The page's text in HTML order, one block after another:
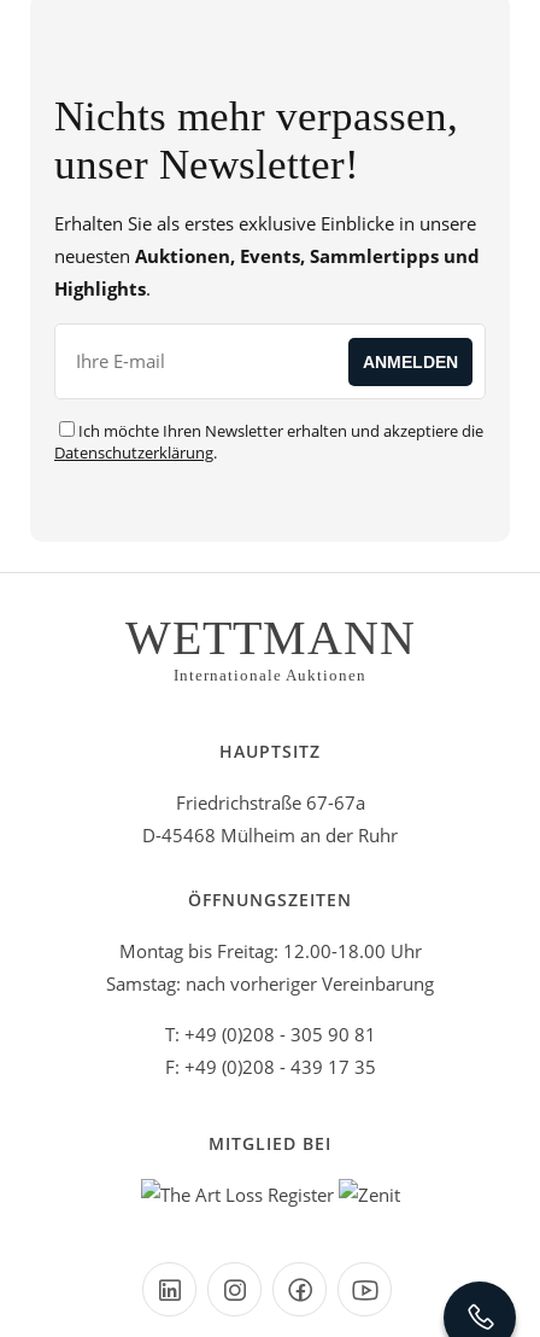
Nichts mehr verpassen,
unser Newsletter!
Erhalten Sie als erstes exklusive Einblicke in unsere
neuesten Auktionen, Events, Sammlertipps und
Highlights.
Ich möchte Ihren Newsletter erhalten und akzeptiere die
Datenschutzerklärung.
WETTMANN
Internationale Auktionen
HAUPTSITZ
Friedrichstraße 67-67a
D-45468 Mülheim an der Ruhr
ÖFFNUNGSZEITEN
Montag bis Freitag: 12.00-18.00 Uhr
Samstag: nach vorheriger Vereinbarung
T: +49 (0)208 - 305 90 81
F: +49 (0)208 - 439 17 35
MITGLIED BEI